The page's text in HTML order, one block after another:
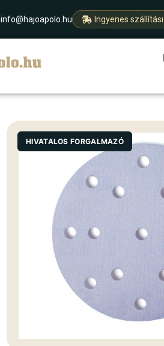
info@hajoapolo.hu Ingyenes
HIVATALOS FORGALMAZÓ